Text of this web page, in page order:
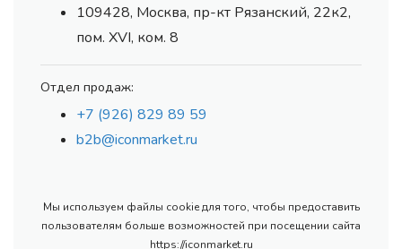
109428, Москва, пр-кт Рязанский, 22к2,
пом. XVI, ком. 8
Отдел продаж:
+7 (926) 829 89 59
b2b@iconmarket.ru
Мы используем файлы cookie для того, чтобы предоставить
пользователям больше возможностей при посещении сайта
https://iconmarket.ru